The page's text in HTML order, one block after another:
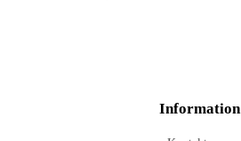
Information